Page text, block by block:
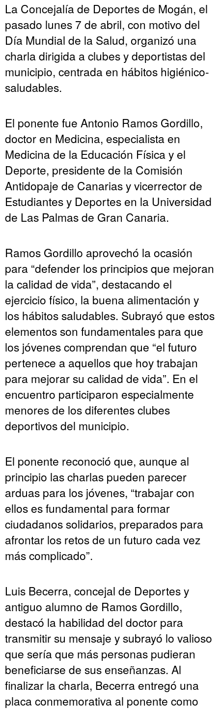
La Concejalía de Deportes de Mogán, el
pasado lunes 7 de abril, con motivo del
Día Mundial de la Salud, organizó una
charla dirigida a clubes y deportistas del
municipio, centrada en hábitos higiénico-
saludables.
El ponente fue Antonio Ramos Gordillo,
doctor en Medicina, especialista en
Medicina de la Educación Física y el
Deporte, presidente de la Comisión
Antidopaje de Canarias y vicerrector de
Estudiantes y Deportes en la Universidad
de Las Palmas de Gran Canaria.
Ramos Gordillo aprovechó la ocasión
para “defender los principios que mejoran
la calidad de vida”, destacando el
ejercicio físico, la buena alimentación y
los hábitos saludables. Subrayó que estos
elementos son fundamentales para que
los jóvenes comprendan que “el futuro
pertenece a aquellos que hoy trabajan
para mejorar su calidad de vida”. En el
encuentro participaron especialmente
menores de los diferentes clubes
deportivos del municipio.
El ponente reconoció que, aunque al
principio las charlas pueden parecer
arduas para los jóvenes, “trabajar con
ellos es fundamental para formar
ciudadanos solidarios, preparados para
afrontar los retos de un futuro cada vez
más complicado”.
Luis Becerra, concejal de Deportes y
antiguo alumno de Ramos Gordillo,
destacó la habilidad del doctor para
transmitir su mensaje y subrayó lo valioso
que sería que más personas pudieran
beneficiarse de sus enseñanzas. Al
finalizar la charla, Becerra entregó una
placa conmemorativa al ponente como